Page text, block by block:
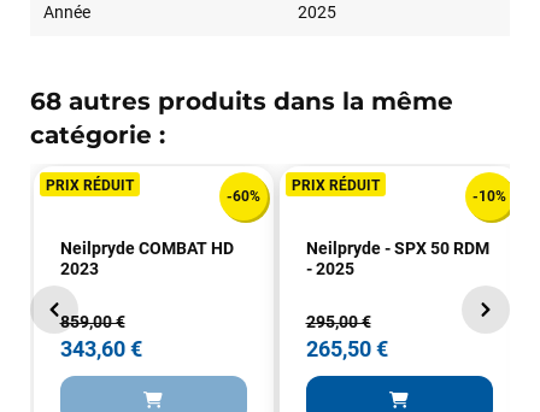
Année 2025
68 autres produits dans la même
catégorie :
PRIX RÉDUIT
-60%
Neilpryde COMBAT HD
2023
859,00 €
343,60 €
PRIX RÉDUIT
-10%
Neilpryde - SPX 50 RDM
- 2025
295,00 €
265,50 €
il y a un mois